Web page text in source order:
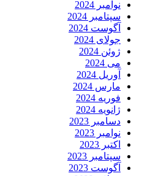
نوامبر 2024
سپتامبر 2024
آگوست 2024
جولای 2024
ژوئن 2024
می 2024
آوریل 2024
مارس 2024
فوریه 2024
ژانویه 2024
دسامبر 2023
نوامبر 2023
اکتبر 2023
سپتامبر 2023
آگوست 2023